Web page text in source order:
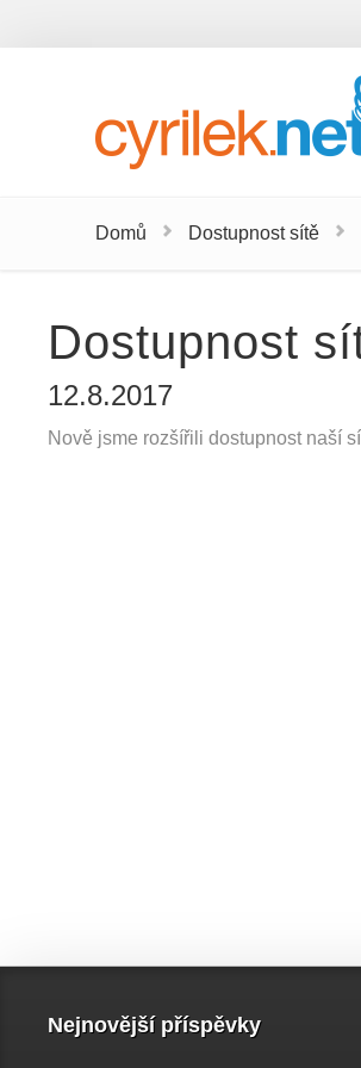
Domů Dostupnost sítě
Dostupnost
12.8.2017
Nově jsme rozšířili dostupnost naší
Nejnovější příspěvky